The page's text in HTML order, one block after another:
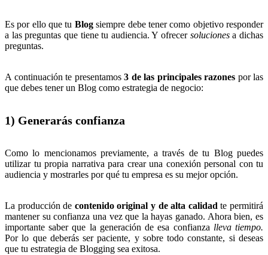
Es por ello que tu Blogsiempre debe tener como objetivo responder
a las preguntas que tiene tu audiencia. Y ofrecer solucionesa dichas
preguntas.
A continuación te presentamos 3 de las principales razones por las
que debes tener un Blog como estrategia de negocio:
1) Generarás confianza
Como lo mencionamos previamente, a través de tu Blog puedes
utilizar tu propia narrativa para crear una conexión personal con tu
audiencia y mostrarles por qué tu empresa es su mejor opción.
La producción de contenido original y de alta calidad te permitirá
mantener su confianza una vez que la hayas ganado. Ahora bien, es
importante saber que la generación de esa confianza lleva tiempo.
Por lo que deberás ser paciente, y sobre todo constante, si deseas
que tu estrategia de Blogging sea exitosa.